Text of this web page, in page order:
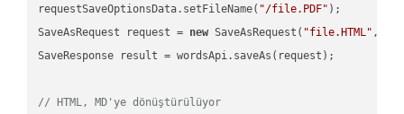
requestSaveOptionsData.setFileName( "/file.PDF" );
SaveAsRequest request = new SaveAsRequest( "file.HTML"
SaveResponse result = wordsApi.saveAs(request);
// HTML, MD'ye dönüştürülüyor